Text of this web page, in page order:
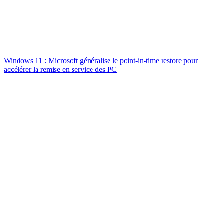
Windows 11 : Microsoft généralise le point-in-time restore pour
accélérer la remise en service des PC